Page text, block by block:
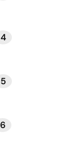
4
5
6